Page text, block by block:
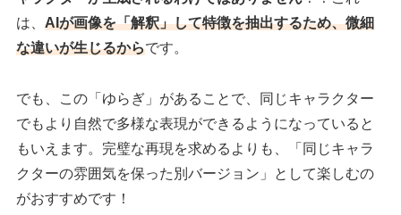
は、AIが画像を「解釈」して特徴を抽出するため、微細
な違いが生じるからです。
でも、この「ゆらぎ」があることで、同じキャラクター
でもより自然で多様な表現ができるようになっていると
もいえます。完璧な再現を求めるよりも、「同じキャラ
クターの雰囲気を保った別バージョン」として楽しむの
がおすすめです！